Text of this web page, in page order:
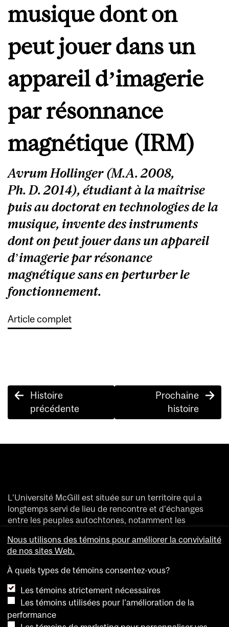
musique dont on
peut jouer dans un
appareil d’imagerie
par résonnance
magnétique (IRM)
Avrum Hollinger (M.A. 2008,
Ph. D. 2014), étudiant à la maîtrise
puis au doctorat en technologies de la
musique, invente des instruments
dont on peut jouer dans un appareil
d’imagerie par résonance
magnétique sans en perturber le
fonctionnement.
Article complet
Post
navigation
Histoire
précédente
Prochaine
histoire
L’Université McGill est située sur un territoire qui a
longtemps servi de lieu de rencontre et d’échanges
entre les peuples autochtones, notamment les
Nous saluons et remercions les divers peuples
autochtones qui ont enrichi de leur présence ce
territoire accueillant aujourd’hui des gens de partout
Nous utilisons des témoins pour améliorer la convivialité
de nos sites Web.
À quels types de témoins consentez-vous?
Les témoins strictement nécessaires
Les témoins utilisées pour l'amélioration de la
performance